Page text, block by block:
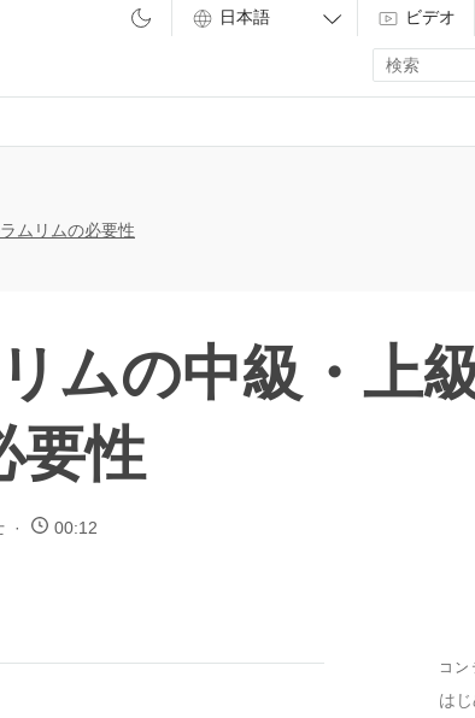
ビデオ
Enter
search
term
ムリムの必要性
ムの中級・上
要性
00:12
コ
は